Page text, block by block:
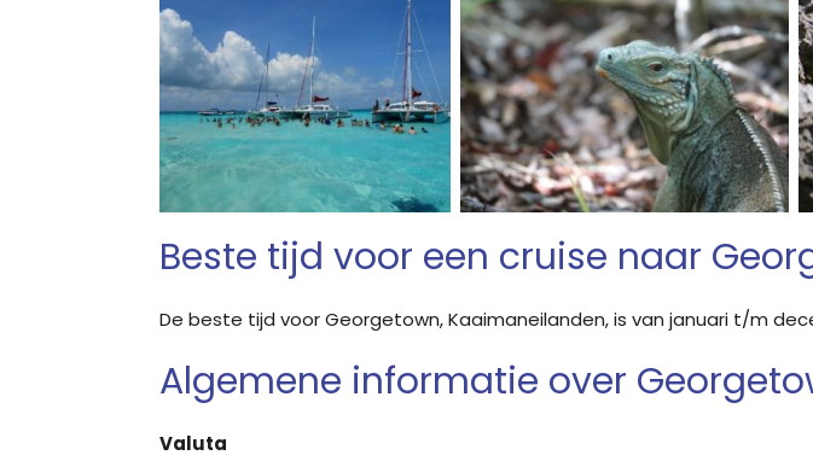
Beste tijd voor een cruise naar
De beste tijd voor Georgetown, Kaaimaneilanden, is van januari t/m
Algemene informatie over
Valuta